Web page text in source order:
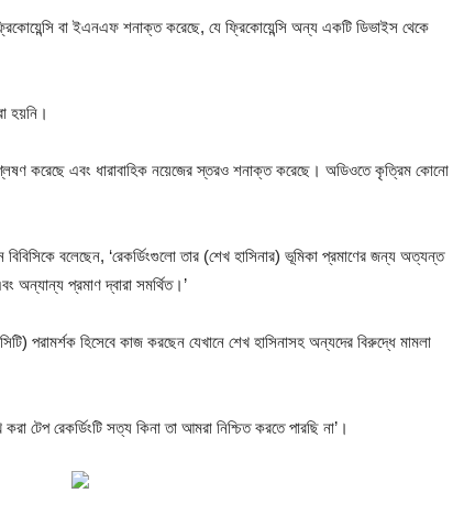
বা ইএনএফ শনাক্ত করেছে, যে ফ্রিকোয়েন্সি অন্য একটি ডিভাইস থেকে
হয়নি।
করেছে এবং ধারাবাহিক নয়েজের স্তরও শনাক্ত করেছে। অডিওতে কৃত্রিম কোনো
বলেছেন, ‘রেকর্ডিংগুলো তার (শেখ হাসিনার) ভূমিকা প্রমাণের জন্য অত্যন্ত
অন্যান্য প্রমাণ দ্বারা সমর্থিত।’
পরামর্শক হিসেবে কাজ করছেন যেখানে শেখ হাসিনাসহ অন্যদের বিরুদ্ধে মামলা
টেপ রেকর্ডিংটি সত্য কিনা তা আমরা নিশ্চিত করতে পারছি না’।